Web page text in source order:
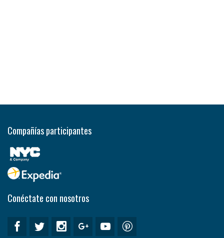
Compañías participantes
Conéctate con nosotros